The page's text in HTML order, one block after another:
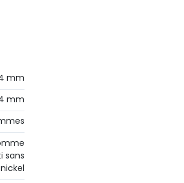
mm
mm
sans
nickel